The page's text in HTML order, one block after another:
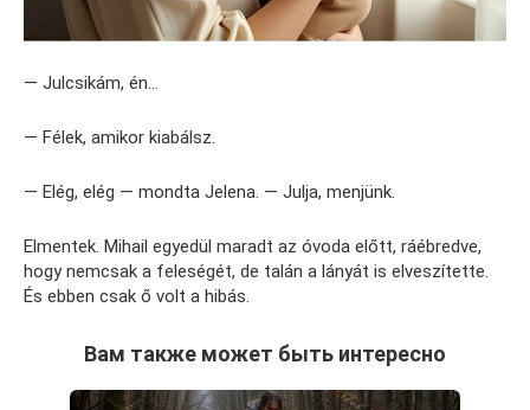
— Julcsikám, én…
— Félek, amikor kiabálsz.
— Elég, elég — mondta Jelena. — Julja, menjünk.
Elmentek. Mihail egyedül maradt az óvoda előtt, ráébredve,
hogy nemcsak a feleségét, de talán a lányát is elveszítette.
És ebben csak ő volt a hibás.
Вам также может быть интересно